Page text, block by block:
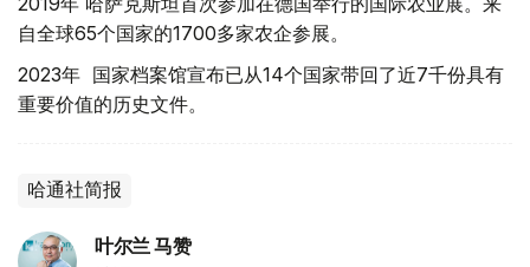
自全球65个国家的1700多家农企参展。
2023年 国家档案馆宣布已从14个国家带回了近7千份具有
重要价值的历史文件。
哈通社简报
叶尔兰 马赞